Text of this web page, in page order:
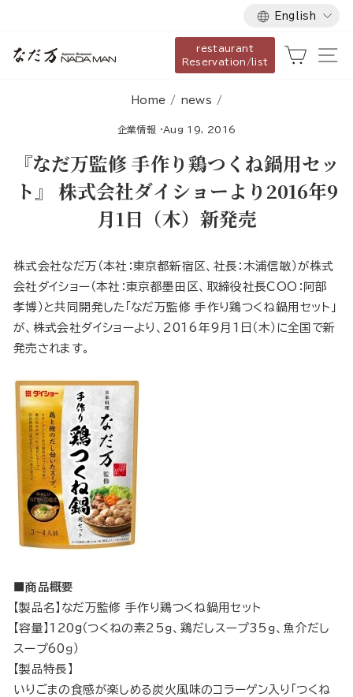
content
Language
English
restaurant
Reservation/list
Cart
Home / news /
企業情報 ·Aug 19, 2016
『なだ万監修 手作り鶏つくね鍋用セッ
ト』 株式会社ダイショーより2016年9
月1日（木）新発売
株式会社なだ万（本社：東京都新宿区、社長：木浦信敏）が株式
会社ダイショー（本社：東京都墨田区、取締役社長COO：阿部
孝博）と共同開発した「なだ万監修 手作り鶏つくね鍋用セット」
が、株式会社ダイショーより、2016年9月1日（木）に全国で新
発売されます。
■商品概要
【製品名】なだ万監修 手作り鶏つくね鍋用セット
【容量】120g（つくねの素25ｇ、鶏だしスープ35ｇ、魚介だし
スープ60ｇ）
【製品特長】
いりごまの食感が楽しめる炭火風味のコラーゲン入り「つくね